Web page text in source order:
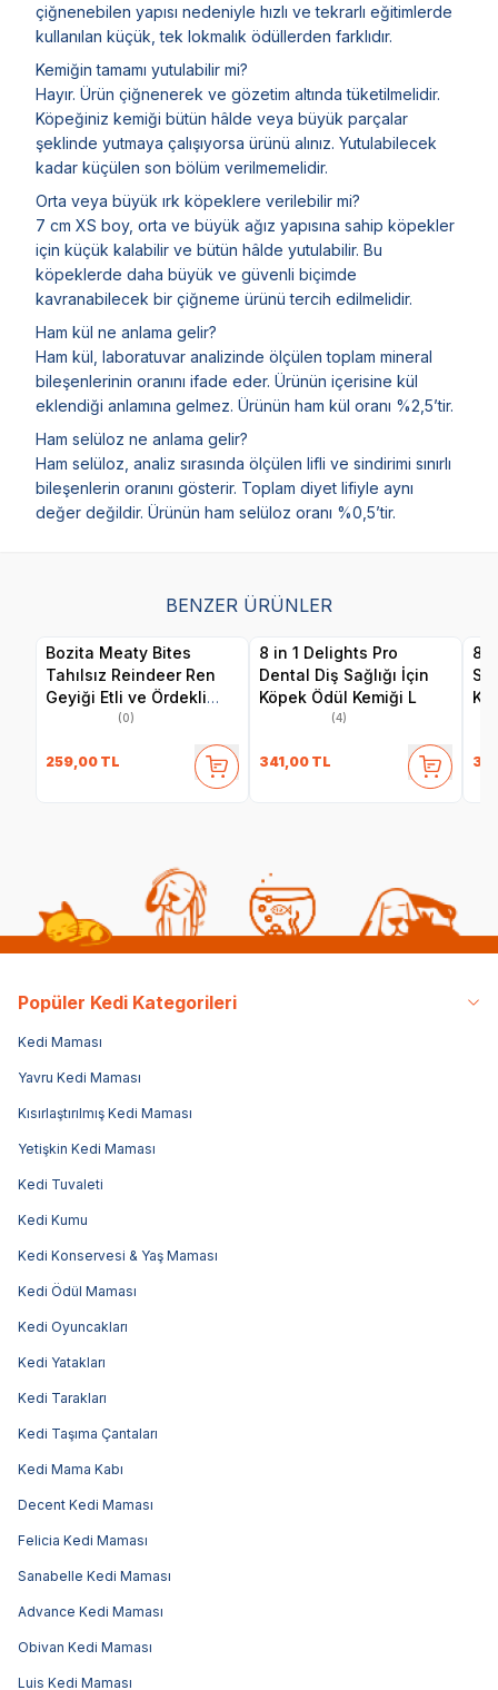
çiğnenebilen yapısı nedeniyle hızlı ve tekrarlı eğitimlerde
kullanılan küçük, tek lokmalık ödüllerden farklıdır.
Kemiğin tamamı yutulabilir mi?
Hayır. Ürün çiğnenerek ve gözetim altında tüketilmelidir.
Köpeğiniz kemiği bütün hâlde veya büyük parçalar
şeklinde yutmaya çalışıyorsa ürünü alınız. Yutulabilecek
kadar küçülen son bölüm verilmemelidir.
Orta veya büyük ırk köpeklere verilebilir mi?
7 cm XS boy, orta ve büyük ağız yapısına sahip köpekler
için küçük kalabilir ve bütün hâlde yutulabilir. Bu
köpeklerde daha büyük ve güvenli biçimde
kavranabilecek bir çiğneme ürünü tercih edilmelidir.
Ham kül ne anlama gelir?
Ham kül, laboratuvar analizinde ölçülen toplam mineral
bileşenlerinin oranını ifade eder. Ürünün içerisine kül
eklendiği anlamına gelmez. Ürünün ham kül oranı %2,5’tir.
Ham selüloz ne anlama gelir?
Ham selüloz, analiz sırasında ölçülen lifli ve sindirimi sınırlı
bileşenlerin oranını gösterir. Toplam diyet lifiyle aynı
değer değildir. Ürünün ham selüloz oranı %0,5’tir.
BENZER ÜRÜNLER
Bozita Meaty Bites
Tahılsız Reindeer Ren
Geyiği Etli ve Ördekli
Köpek Ödül Maması 70
(0)
259,00 TL
8 in 1 Delights Pro
Dental Diş Sağlığı İçin
Köpek Ödül Kemiği L
(4)
341,00 TL
8
Popüler Kedi Kategorileri
Kedi Maması
Yavru Kedi Maması
Kısırlaştırılmış Kedi Maması
Yetişkin Kedi Maması
Kedi Tuvaleti
Kedi Kumu
Kedi Konservesi & Yaş Maması
Kedi Ödül Maması
Kedi Oyuncakları
Kedi Yatakları
Kedi Tarakları
Kedi Taşıma Çantaları
Kedi Mama Kabı
Decent Kedi Maması
Felicia Kedi Maması
Sanabelle Kedi Maması
Advance Kedi Maması
Obivan Kedi Maması
Luis Kedi Maması